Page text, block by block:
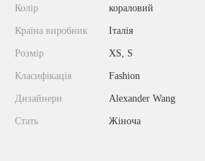
Колір кораловий
Країна виробник Італія
Розмір XS, S
Класифікація Fashion
Дизайнери Alexander Wang
Стать Жіноча